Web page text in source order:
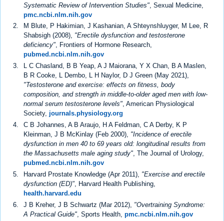
Systematic Review of Intervention Studies" , Sexual Medicine,
pmc.ncbi.nlm.nih.gov
M Blute, P Hakimian, J Kashanian, A Shteynshluyger, M Lee, R
Shabsigh (2008), "Erectile dysfunction and testosterone
deficiency", Frontiers of Hormone Research,
pubmed.ncbi.nlm.nih.gov
L C Chasland, B B Yeap, A J Maiorana, Y X Chan, B A Maslen,
B R Cooke, L Dembo, L H Naylor, D J Green (May 2021),
"Testosterone and exercise: effects on fitness, body
composition, and strength in middle-to-older aged men with low-
normal serum testosterone levels", American Physiological
Society, journals.physiology.org
C B Johannes, A B Araujo, H A Feldman, C A Derby, K P
Kleinman, J B McKinlay (Feb 2000), "Incidence of erectile
dysfunction in men 40 to 69 years old: longitudinal results from
the Massachusetts male aging study", The Journal of Urology,
pubmed.ncbi.nlm.nih.gov
Harvard Prostate Knowledge (Apr 2011), "Exercise and erectile
dysfunction (ED)", Harvard Health Publishing,
health.harvard.edu
J B Kreher, J B Schwartz (Mar 2012), "Overtraining Syndrome:
A Practical Guide" , Sports Health, pmc.ncbi.nlm.nih.gov